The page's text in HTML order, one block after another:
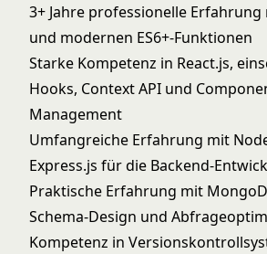
3+ Jahre professionelle Erfahrung
und modernen ES6+-Funktionen
Starke Kompetenz in React.js,
Hooks, Context API und
Management
Umfangreiche Erfahrung mit
Express.js für die Backend-
Praktische Erfahrung mit
Schema-Design und
Kompetenz in